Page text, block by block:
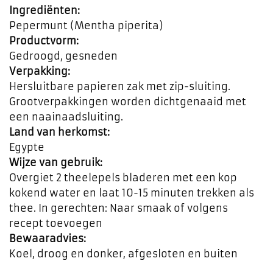
Ingrediënten:
Pepermunt (Mentha piperita)
Productvorm:
Gedroogd, gesneden
Verpakking:
Hersluitbare papieren zak met zip-sluiting.
Grootverpakkingen worden dichtgenaaid met
een naainaadsluiting.
Land van herkomst:
Egypte
Wijze van gebruik:
Overgiet 2 theelepels bladeren met een kop
kokend water en laat 10-15 minuten trekken als
thee. In gerechten: Naar smaak of volgens
recept toevoegen
Bewaaradvies:
Koel, droog en donker, afgesloten en buiten